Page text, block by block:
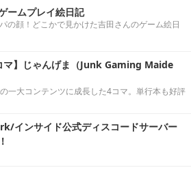
ームプレイ絵日記
の顔！どこかで見かけた吉田さんのゲーム絵日
マ】じゃんげま（Junk Gaming Maide
一大コンテンツに成長した4コマ。単行本も好評
インサイド公式ディスコードサーバー